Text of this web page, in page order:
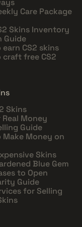
Care Package
Skins Inventory
Guide
CS2 skins
craft free CS2
Skins
Money
Guide
Make Money on
Skins
Blue Gem
to Open
Guide
for Selling